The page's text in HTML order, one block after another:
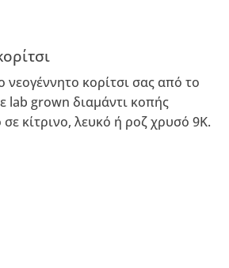
νεογέννητο κορίτσι σας από το
lab grown διαμάντι κοπής
κίτρινο, λευκό ή ροζ χρυσό 9Κ.